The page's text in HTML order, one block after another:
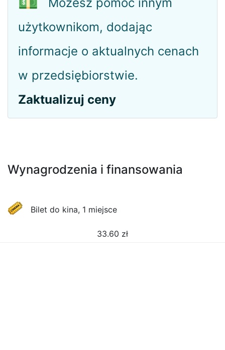
użytkownikom, dodając
informacje o aktualnych cenach
w przedsiębiorstwie.
Zaktualizuj ceny
Wynagrodzenia i finansowania
Bilet do kina, 1 miejsce
33.60 zł